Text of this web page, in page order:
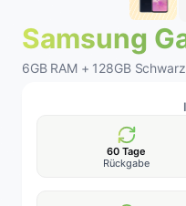
Samsung
6GB RAM + 128GB Schwarz
60 Tage
Rückgabe